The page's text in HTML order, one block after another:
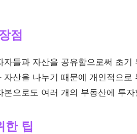
점
자들과 자산을 공유함으로써 초기
자산을 나누기 때문에 개인적으로
본으로도 여러 개의 부동산에 투
한 팁